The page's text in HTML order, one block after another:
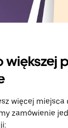
większej
więcej miejsca
zamówienie